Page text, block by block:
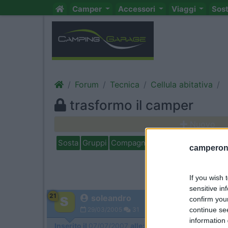
If you wish
sensitive
confirm
continue
information
Camper Accessori Viaggi
Forum Tecnica Cellula abitativa
trasformo il camper
Sosta Gruppi Compagni
21 soleandro
29/03/2005 31
Inserito il 07/07/2007 alle: